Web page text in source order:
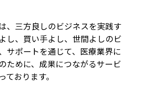
、三方良しのビジネスを実践す
し、買い手よし、世間よしのビ
サポートを通じて、医療業界に
ために、成果につながるサービ
ております。